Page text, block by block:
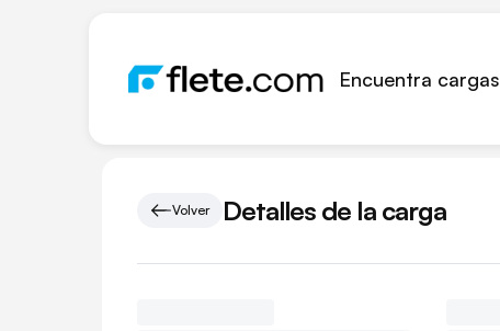
Encuentra cargas
Volver Detalles de la carga